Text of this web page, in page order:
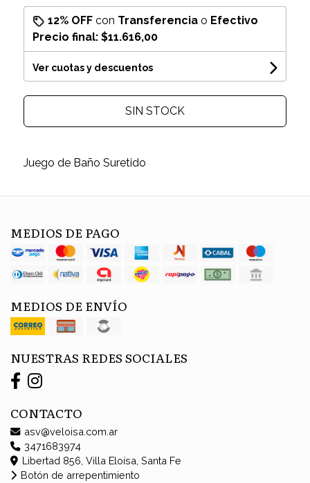
12% OFFcon Transferenciao Efectivo
Precio final: $11.616,00
Ver cuotas y descuentos
SIN STOCK
Juego de Baño Suretido
MEDIOS DE PAGO
MEDIOS DE ENVÍO
NUESTRAS REDES SOCIALES
CONTACTO
asv@veloisa.com.ar
3471683974
Libertad 856, Villa Eloísa, Santa Fe
Botón de arrepentimiento